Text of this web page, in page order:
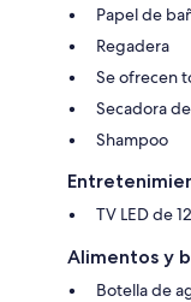
Papel de
Regadera
Se ofrecen
Secadora
Shampoo
TV LED de
Alimentos y
Botella de